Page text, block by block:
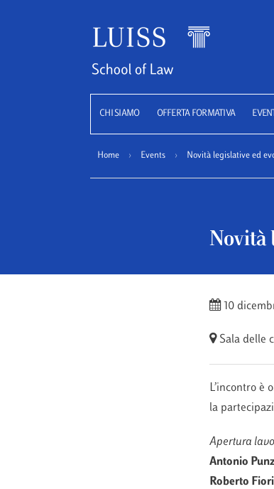
CHI SIAMO OFFERTA FORMATIVA EVENTI
Home › Events › Novità legislative ed
Novità
10
Sala delle
L’incontro è
la
Apertura
Antonio
Roberto